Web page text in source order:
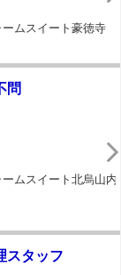
ムスイート豪徳寺
問
ムスイート北烏山内
スタッフ